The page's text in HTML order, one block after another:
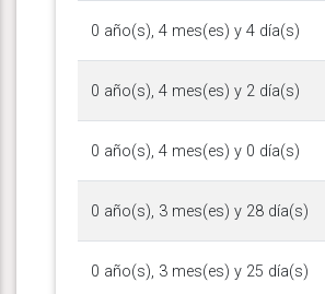
0 año(s), 4 mes(es) y 4 día(s)
0 año(s), 4 mes(es) y 2 día(s)
0 año(s), 4 mes(es) y 0 día(s)
0 año(s), 3 mes(es) y 28 día(s)
0 año(s), 3 mes(es) y 25 día(s)